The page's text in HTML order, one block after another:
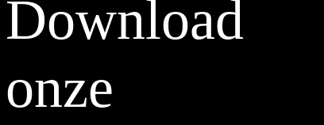
Download
onze